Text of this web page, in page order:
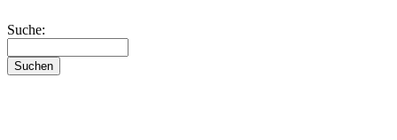
Suche: